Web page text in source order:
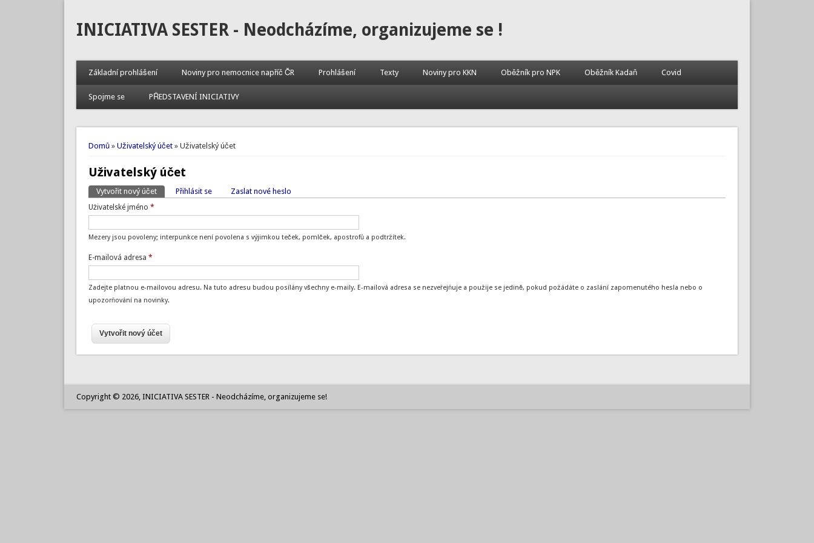
INICIATIVA SESTER - Neodcházíme, organizujeme se !
Základní prohlášení Noviny pro nemocnice napříč ČR Prohlášení Texty Noviny pro KKN Oběžník pro NPK Oběžník Kadaň Covid
Spojme se PŘEDSTAVENÍ INICIATIVY
Jste zde
Domů» Uživatelský účet» Uživatelský účet
Uživatelský účet
Hlavní záložky
Vytvořit nový účet(aktivní záložka)
Přihlásit se Zaslat nové heslo
Uživatelské jméno *
Mezery jsou povoleny; interpunkce není povolena s výjimkou teček, pomlček, apostrofů a podtržítek.
E-mailová adresa *
Zadejte platnou e-mailovou adresu. Na tuto adresu budou posílány všechny e-maily. E-mailová adresa se nezveřejňuje a použije se jedině, pokud požádáte o zaslání zapomenutého hesla nebo o
upozorňování na novinky.
Copyright © 2026, INICIATIVA SESTER - Neodcházíme, organizujeme se!